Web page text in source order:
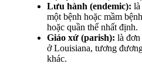
Lưu hành (endemic): là
một bệnh hoặc mầm
hoặc quần thể nhất định.
Giáo xứ (parish): là
ở Louisiana, tương
khác.